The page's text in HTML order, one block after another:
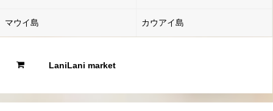
マウイ島 カウアイ島
LaniLani market